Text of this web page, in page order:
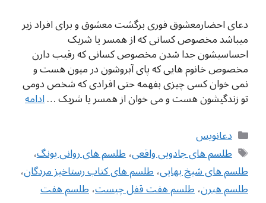
دعای احضارمعشوق فوری برگشت معشوق و برای افراد زیر
میباشد مخصوص کسانی که از همسر یا شریک
احساسیشون جدا شدن مخصوص کسانی که رقیب دارن
مخصوص خانوم هایی که پای آبروشون در میون هست و
نمی خوان کسی چیزی بفهمه حتی افرادی که شخص دومی
تو زندگیشون هست و می خوان از همسر یا شریک …ادامه
دسته‌ها
دعانویس
برچسب‌ها
طلسم های جادویی واقعی،طلسم های روانی یونگ،
طلسم های شیخ بهایی،طلسم های کتاب رستاخیز مردگان،
طلسم هبرن،طلسم هفت قفل چیست،طلسم هفت